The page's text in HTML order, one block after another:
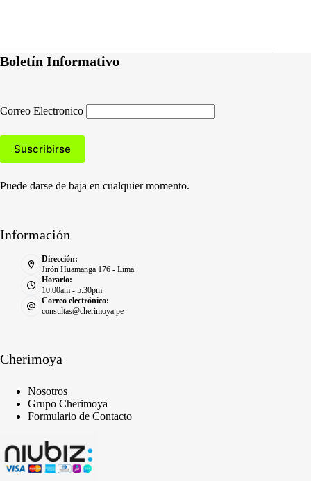
Boletín Informativo
Correo Electronico
Puede darse de baja en cualquier momento.
Información
Dirección:
Jirón Huamanga 176 - Lima
Horario:
10:00am - 5:30pm
Correo electrónico:
consultas@cherimoya.pe
Cherimoya
Nosotros
Grupo Cherimoya
Formulario de Contacto